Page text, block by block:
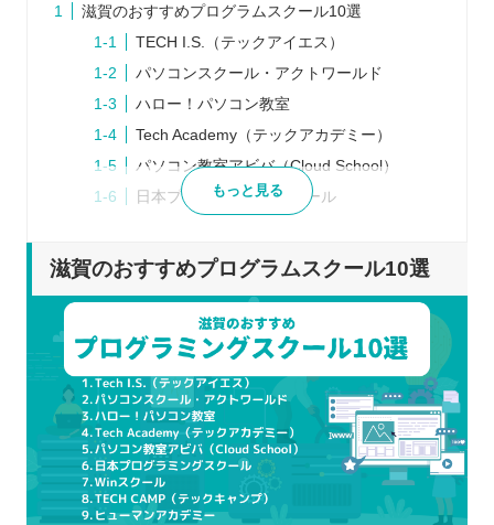
滋賀のおすすめプログラムスクール10選
TECH I.S.（テックアイエス）
パソコンスクール・アクトワールド
ハロー！パソコン教室
Tech Academy（テックアカデミー）
パソコン教室アビバ（Cloud School）
日本プログラミングスクール
TECH CAMP（テックキャンプ）
SAMURAI ENGINEER（侍エンジニア）
プログラムスクールを選ぶポイント
効率良く目的に合った学習ができるか
受講内容に習得したい言語は含まれている
か
通学・オンラインで継続しやすい方を選べ
るか
もっと見る
滋賀のおすすめプログラムスクール10選